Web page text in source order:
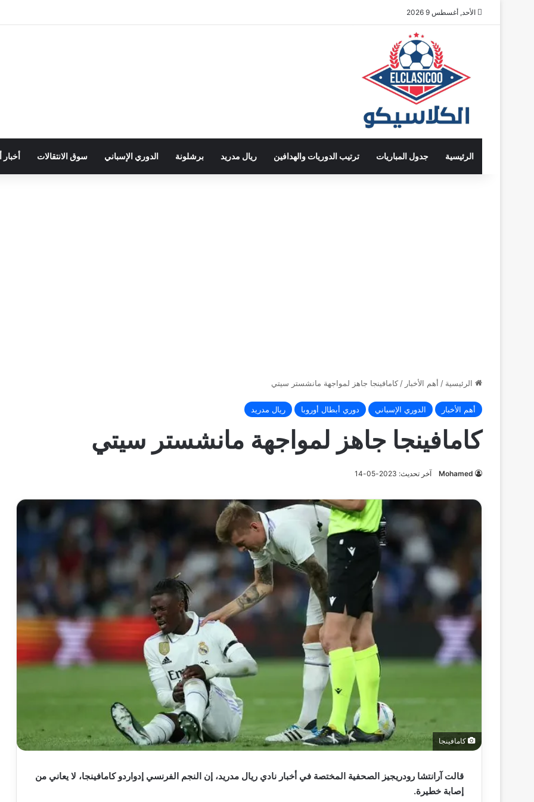
الأحد, أغسطس 9 2026
الرئيسية جدول المباريات ترتيب الدوريات والهدافين ريال مدريد برشلونة الدوري الإسباني سوق الانتقالات أخبار
الرئيسية / أهم الأخبار / كامافينجا جاهز لمواجهة مانشستر سيتي
أهم الأخبار الدوري الإسباني دوري أبطال أوروبا ريال مدريد
كامافينجا جاهز لمواجهة مانشستر سيتي
Mohamed آخر تحديث: 2023-05-14
كامافينجا
قالت آرانتشا رودريجيز الصحفية المختصة في أخبار نادي ريال مدريد، إن النجم الفرنسي إدواردو كامافينجا، لا يعاني من
إصابة خطيرة.